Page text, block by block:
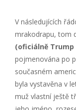
V následujících
mrakodrapu, tom
(oficiálně
pojmenována po
současném
byla vystavěna v
muž vlastní ještě